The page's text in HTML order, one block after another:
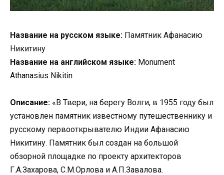
Название на русском языке: Памятник Афанасию
Никитину
Название на английском языке: Monument
Athanasius Nikitin
Описание: «В Твери, на берегу Волги, в 1955 году был
установлен памятник известному путешественнику и
русскому первооткрывателю Индии Афанасию
Никитину. Памятник был создан на большой
обзорной площадке по проекту архитекторов
Г.А.Захарова, С.М.Орлова и А.П.Завалова.